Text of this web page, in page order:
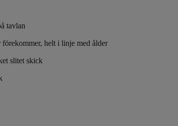
tavlan
förekommer, helt i linje med ålder
slitet skick